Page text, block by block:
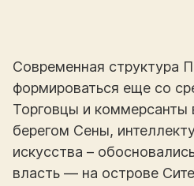
Современная структура
формироваться еще со
Торговцы и коммерсанты
берегом Сены,
искусства –
власть — на острове